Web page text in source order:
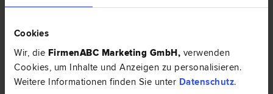
Cookies
Wir, die FirmenABC Marketing GmbH, verwenden
Cookies, um Inhalte und Anzeigen zu personalisieren.
Weitere Informationen finden Sie unter Datenschutz.
Rechtsnews & Expertentipps zum Thema
"Liegenschafts- und Immobilienrecht"
RECHTSNEWS